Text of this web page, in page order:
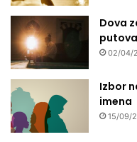
Dova
02/04/
Izbor
imena
15/09/